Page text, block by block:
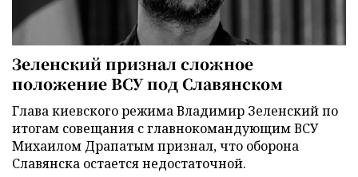
Зеленский признал сложное
положение ВСУ под Славянском
Глава киевского режима Владимир Зеленский по
итогам совещания с главнокомандующим ВСУ
Михаилом Драпатым признал, что оборона
Славянска остается недостаточной.